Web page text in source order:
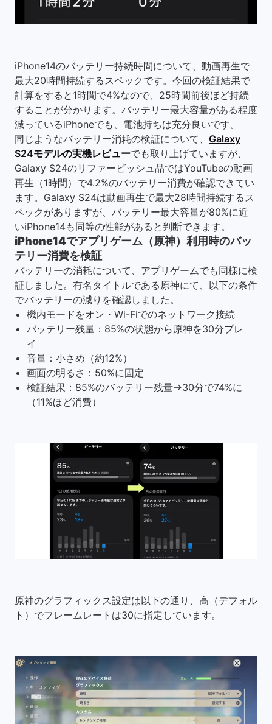
iPhone14のバッテリー持続時間について、動画再生で
最大20時間持続するスペックです。今回の検証結果で
計算をすると1時間で4%なので、25時間前後ほど持続
することが分かります。バッテリー最大容量がある程度
減っているiPhoneでも、電池持ちは充分良いです。
同じようなバッテリー消耗の検証について、 Galaxy
S24モデルの実機レビューでも取り上げていますが、
Galaxy S24のリファービッシュ品ではYouTubeの動画
再生（1時間）で4.2%のバッテリー消費が確認できてい
ます。Galaxy S24は動画再生で最大28時間持続するス
ペックがありますが、バッテリー最大容量が80%に近
いiPhone14も同等の性能があると判断できます。
iPhone14でアプリゲーム（原神）利用時のバッ
テリー消費を検証
バッテリーの消耗について、アプリゲームでも同様に検
証しました。有名タイトルである原神にて、以下の条件
でバッテリーの減りを確認しました。
機内モードをオン・Wi-Fiでのネットワーク接続
バッテリー残量：85%の状態から原神を30分プレ
イ
音量：小さめ（約12%）
画面の明るさ：50%に固定
検証結果：85%のバッテリー残量→30分で74%に
（11%ほど消費）
原神のグラフィックス設定は以下の通り、高（デフォル
ト）でフレームレートは30に指定しています。